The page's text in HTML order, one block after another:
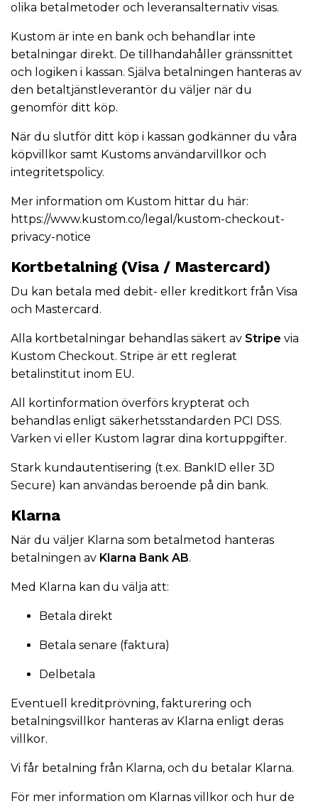
olika betalmetoder och leveransalternativ visas.
Kustom är inte en bank och behandlar inte
betalningar direkt. De tillhandahåller gränssnittet
och logiken i kassan. Själva betalningen hanteras av
den betaltjänstleverantör du väljer när du
genomför ditt köp.
När du slutför ditt köp i kassan godkänner du våra
köpvillkor samt Kustoms användarvillkor och
integritetspolicy.
Mer information om Kustom hittar du här:
https://www.kustom.co/legal/kustom-checkout-
privacy-notice
Kortbetalning (Visa / Mastercard)
Du kan betala med debit- eller kreditkort från Visa
och Mastercard.
Alla kortbetalningar behandlas säkert av Stripe via
Kustom Checkout. Stripe är ett reglerat
betalinstitut inom EU.
All kortinformation överförs krypterat och
behandlas enligt säkerhetsstandarden PCI DSS.
Varken vi eller Kustom lagrar dina kortuppgifter.
Stark kundautentisering (t.ex. BankID eller 3D
Secure) kan användas beroende på din bank.
Klarna
När du väljer Klarna som betalmetod hanteras
betalningen av Klarna Bank AB.
Med Klarna kan du välja att:
Betala direkt
Betala senare (faktura)
Delbetala
Eventuell kreditprövning, fakturering och
betalningsvillkor hanteras av Klarna enligt deras
villkor.
Vi får betalning från Klarna, och du betalar Klarna.
För mer information om Klarnas villkor och hur de